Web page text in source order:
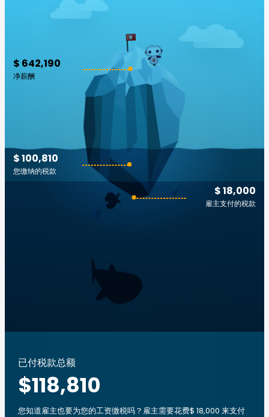
$ 642,190
净薪酬
$ 18,000
雇主支付的税款
$ 100,810
您缴纳的税款
已付税款总额
$118,810
您知道雇主也要为您的工资缴税吗？雇主需要花费$ 18,000 来支付